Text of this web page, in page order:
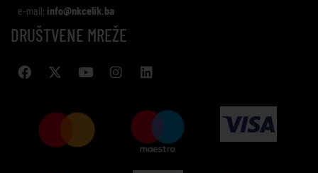
e-mail: info@nkcelik.ba
DRUŠTVENE MREŽE